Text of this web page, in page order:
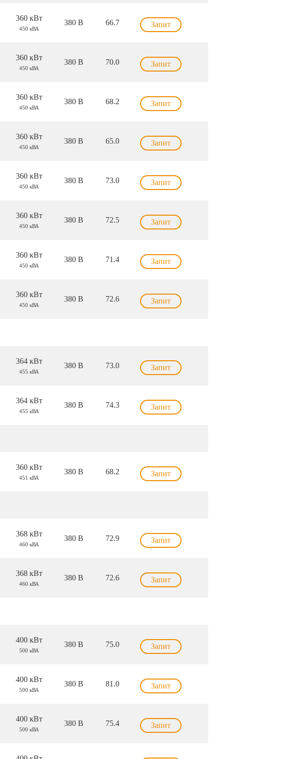
360 кВт
450 кВА
380 В 66.7 Запит
360 кВт
450 кВА
380 В 70.0 Запит
360 кВт
450 кВА
380 В 68.2 Запит
360 кВт
450 кВА
380 В 65.0 Запит
360 кВт
450 кВА
380 В 73.0 Запит
360 кВт
450 кВА
380 В 72.5 Запит
360 кВт
450 кВА
380 В 71.4 Запит
360 кВт
450 кВА
380 В 72.6 Запит
364 кВт
455 кВА
380 В 73.0 Запит
364 кВт
455 кВА
380 В 74.3 Запит
360 кВт
451 кВА
380 В 68.2 Запит
368 кВт
460 кВА
380 В 72.9 Запит
368 кВт
460 кВА
380 В 72.6 Запит
400 кВт
500 кВА
380 В 75.0 Запит
400 кВт
500 кВА
380 В 81.0 Запит
400 кВт
500 кВА
380 В 75.4 Запит